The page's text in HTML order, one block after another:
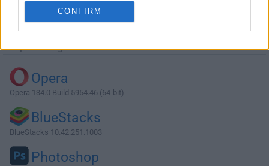
CONFIRM
¿Por qué se publica esta aplicación en Filehorse? (
información)
Top Descargas
Opera
Opera 134.0 Build 5954.46 (64-bit)
BlueStacks
BlueStacks 10.42.251.1003
Photoshop